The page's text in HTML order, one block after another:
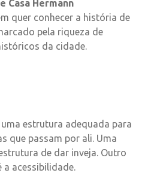
Casa Hermann
quer conhecer a história de
pela riqueza de
da cidade.
estrutura adequada para
que passam por ali. Uma
de dar inveja. Outro
acessibilidade.